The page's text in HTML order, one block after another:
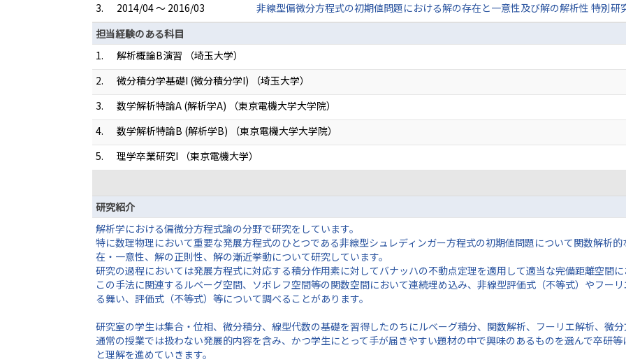
3.
2014/04 ～ 2016/03
非線型偏微分方程式の初期値問題における解の存在と一意性及び解の解析性 特別研
担当経験のある科目
1.
解析概論B演習 （埼玉大学）
2.
微分積分学基礎I (微分積分学I) （埼玉大学）
3.
数学解析特論A (解析学A) （東京電機大学大学院）
4.
数学解析特論B (解析学B) （東京電機大学大学院）
5.
理学卒業研究I （東京電機大学）
研究紹介
解析学における偏微分方程式論の分野で研究をしています。
特に数理物理において重要な発展方程式のひとつである非線型シュレディンガー方程式の初期値問題について関数解析
在・一意性、解の正則性、解の漸近挙動について研究しています。
研究の過程においては発展方程式に対応する積分作用素に対してバナッハの不動点定理を適用して適当な完備距離空間
この手法に関連するルベーグ空間、ソボレフ空間等の関数空間において連続埋め込み、非線型評価式（不等式）やフー
る舞い、評価式（不等式）等について調べることがあります。
研究室の学生は集合・位相、微分積分、線型代数の基礎を習得したのちにルベーグ積分、関数解析、フーリエ解析、微分
通常の授業では扱わない発展的内容を含み、かつ学生にとって手が届きやすい題材の中で興味のあるものを選んで卒研
と理解を進めていきます。